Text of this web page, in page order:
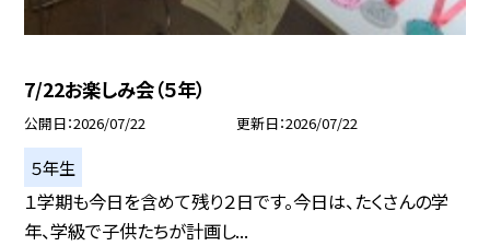
7/22お楽しみ会（５年）
公開日 2026/07/22 更新日 2026/07/22
５年生
１学期も今日を含めて残り２日です。今日は、たくさんの学
年、学級で子供たちが計画し...